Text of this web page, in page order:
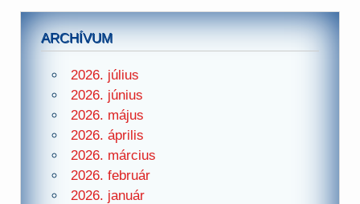
ARCHÍVUM
2026. július
2026. június
2026. május
2026. április
2026. március
2026. február
2026. január